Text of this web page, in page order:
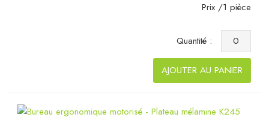
Prix /1 pièce
Quantité :
AJOUTER AU PANIER